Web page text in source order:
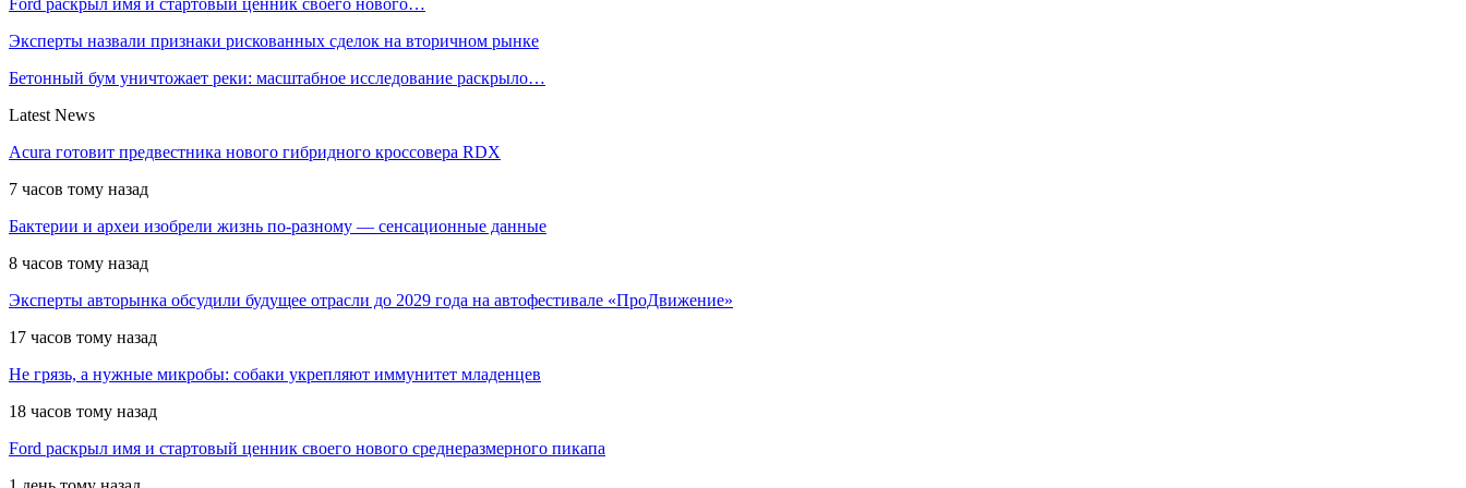
Эксперты назвали признаки рискованных сделок на вторичном рынке
Бетонный бум уничтожает реки: масштабное исследование раскрыло…
Latest News
Acura готовит предвестника нового гибридного кроссовера RDX
7 часов тому назад
Бактерии и археи изобрели жизнь по-разному — сенсационные данные
8 часов тому назад
Эксперты авторынка обсудили будущее отрасли до 2029 года на автофестивале «ПроДвижение»
17 часов тому назад
Не грязь, а нужные микробы: собаки укрепляют иммунитет младенцев
18 часов тому назад
Ford раскрыл имя и стартовый ценник своего нового среднеразмерного пикапа